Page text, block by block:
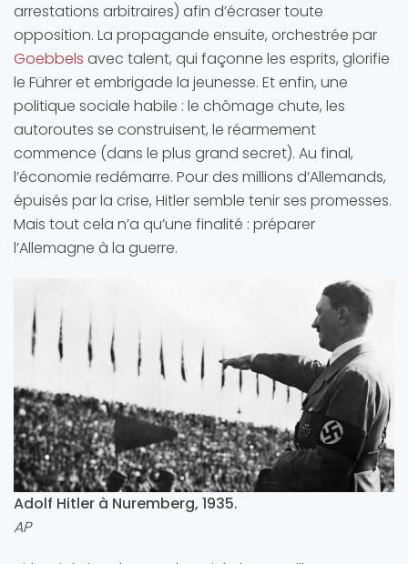
arrestations arbitraires) afin d’écraser toute
opposition. La propagande ensuite, orchestrée par
Goebbels avec talent, qui façonne les esprits, glorifie
le Führer et embrigade la jeunesse. Et enfin, une
politique sociale habile : le chômage chute, les
autoroutes se construisent, le réarmement
commence (dans le plus grand secret). Au final,
l’économie redémarre. Pour des millions d’Allemands,
épuisés par la crise, Hitler semble tenir ses promesses.
Mais tout cela n’a qu’une finalité : préparer
l’Allemagne à la guerre.
Adolf Hitler à Nuremberg, 1935.
AP